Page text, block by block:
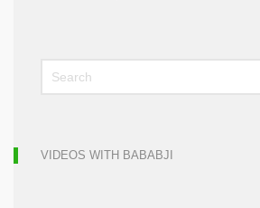
VIDEOS WITH BABABJI